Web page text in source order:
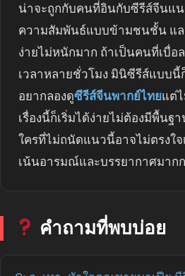
น่าจะถูกกับคนที่อินกับซีรีส์จีนแน
ความสัมพันธ์แบบข้ามชนชั้น แล
ง่ายไม่หนักมาก ถ้าเป็นคนที่เบื่อ
เวลาหลายชั่วโมง มินิซีรีส์แบบนี้
อยากลองดูซีรีส์จีนพากย์ไทยแต่
เรื่องนี้ก็เริ่มได้ง่ายไม่ต้องมีพื้นฐ
ใครที่ไม่ถนัดแนวนี้อาจไม่ตรงใจ
เน้นอารมณ์และบรรยากาศมาก
คำถามที่พบบ่อย